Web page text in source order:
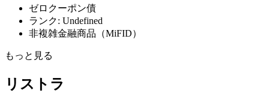
ゼロクーポン債
ランク: Undefined
非複雑金融商品（MiFID）
もっと見る
リストラ